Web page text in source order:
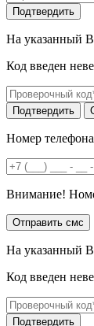
На указанный
Код введен
Номер телефона
Внимание!
На указанный
Код введен